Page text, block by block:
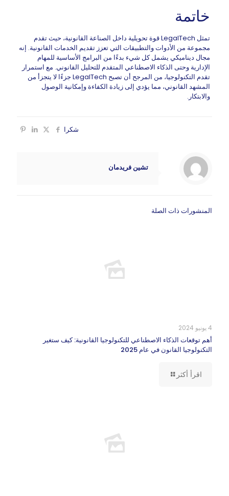
خاتمة
تمثل LegalTech قوة تحويلية داخل الصناعة القانونية، حيث تقدم
مجموعة من الأدوات والتطبيقات التي تعزز تقديم الخدمات القانونية. إنه
مجال ديناميكي يشمل كل شيء بدءًا من البرامج الأساسية للمهام
الإدارية وحتى الذكاء الاصطناعي المتقدم للتحليل القانوني. مع استمرار
تقدم التكنولوجيا، من المرجح أن تصبح LegalTech جزءًا لا يتجزأ من
المشهد القانوني، مما يؤدي إلى زيادة الكفاءة وإمكانية الوصول
والابتكار.
شكرا
تشين فريدمان
المنشورات ذات الصلة
4 يونيو 2024
أهم توقعات الذكاء الاصطناعي للتكنولوجيا القانونية: كيف ستغير
التكنولوجيا القانون في عام 2025
اقرأ أكثر